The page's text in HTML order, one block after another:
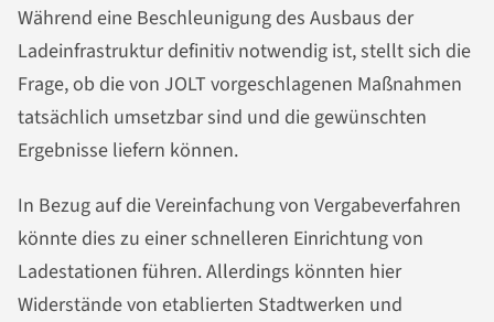
Während eine Beschleunigung des Ausbaus der
Ladeinfrastruktur definitiv notwendig ist, stellt sich die
Frage, ob die von JOLT vorgeschlagenen Maßnahmen
tatsächlich umsetzbar sind und die gewünschten
Ergebnisse liefern können.
In Bezug auf die Vereinfachung von Vergabeverfahren
könnte dies zu einer schnelleren Einrichtung von
Ladestationen führen. Allerdings könnten hier
Widerstände von etablierten Stadtwerken und